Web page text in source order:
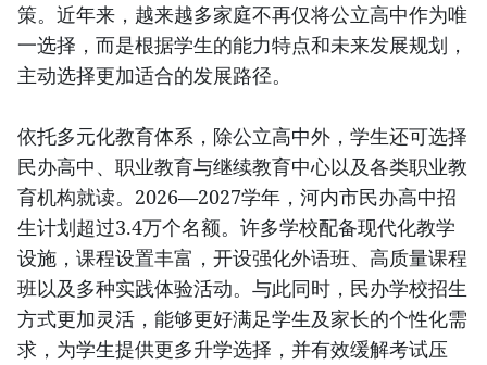
策。近年来，越来越多家庭不再仅将公立高中作为唯
一选择，而是根据学生的能力特点和未来发展规划，
主动选择更加适合的发展路径。
依托多元化教育体系，除公立高中外，学生还可选择
民办高中、职业教育与继续教育中心以及各类职业教
育机构就读。2026—2027学年，河内市民办高中招
生计划超过3.4万个名额。许多学校配备现代化教学
设施，课程设置丰富，开设强化外语班、高质量课程
班以及多种实践体验活动。与此同时，民办学校招生
方式更加灵活，能够更好满足学生及家长的个性化需
求，为学生提供更多升学选择，并有效缓解考试压